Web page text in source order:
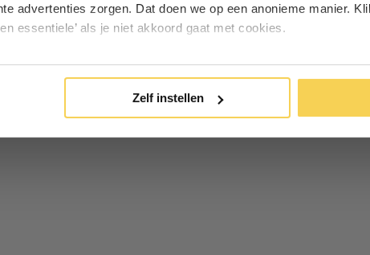
advertenties zorgen. Dat doen we op een anonieme manier.
essentiele’ als je niet akkoord gaat met cookies.
Zelf instellen
en zakelijke
Inschrijven